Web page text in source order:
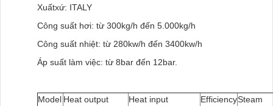
Xuấtxứ: ITALY
Công suất hơi: từ 300kg/h đến 5.000kg/h
Công suất nhiệt: từ 280kw/h đến 3400kw/h
Áp suất làm việc: từ 8bar đến 12bar.
Model Heat output Heat input
EfficiencySteam